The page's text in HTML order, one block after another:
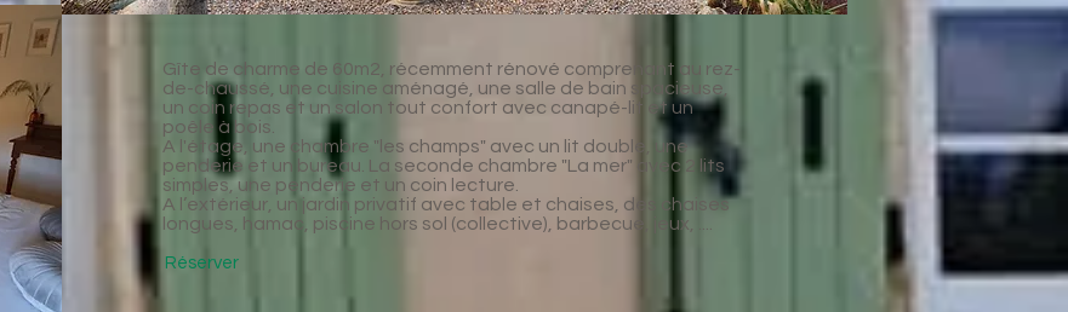
Gîte de charme de 60m2, récemment rénové comprenant au rez-
de-chaussé, une cuisine aménagé, une salle de bain spacieuse,
un coin repas et un salon tout confort avec canapé-lit et un
poêle à bois.
A l'étage, une chambre "les champs" avec un lit double, une
penderie et un bureau. La seconde chambre "La mer" avec 2 lits
simples, une penderie et un coin lecture.
A l’extérieur, un jardin privatif avec table et chaises, des chaises
longues, hamac, piscine hors sol (collective), barbecue, jeux, ....
Réserver